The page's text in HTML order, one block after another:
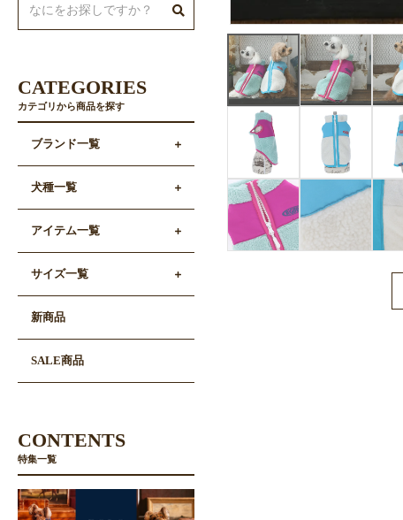
CATEGORIES
カテゴリから商品を探す
ブランド一覧
犬種一覧
アイテム一覧
サイズ一覧
新商品
SALE商品
CONTENTS
特集一覧